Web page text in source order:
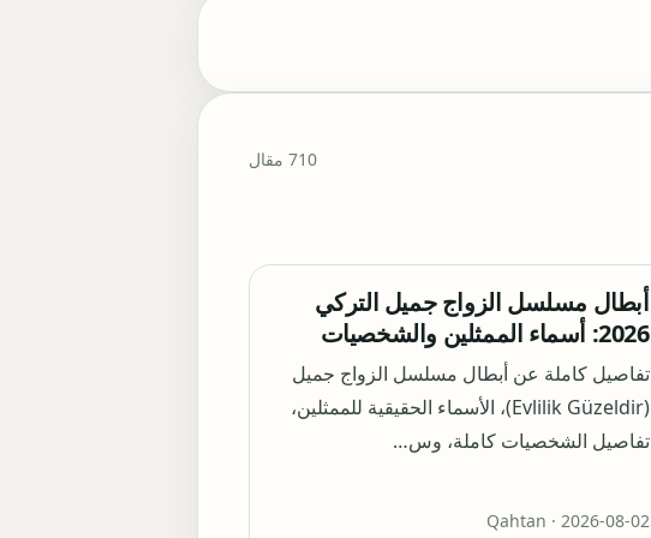
710 مقال
أبطال مسلسل الزواج جميل التركي
2026: أسماء الممثلين والشخصيات
تفاصيل كاملة عن أبطال مسلسل الزواج جميل
(Evlilik Güzeldir)، الأسماء الحقيقية للممثلين،
تفاصيل الشخصيات كاملة، وس…
Qahtan · 2026-08-02